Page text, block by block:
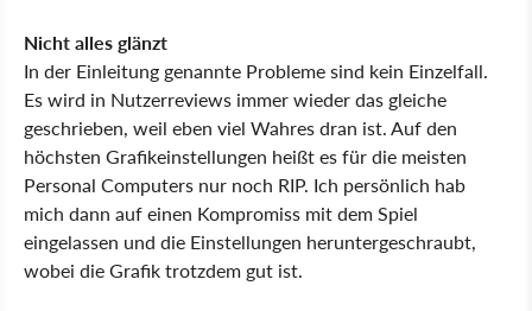
Nicht alles glänzt
In der Einleitung genannte Probleme sind kein Einzelfall.
Es wird in Nutzerreviews immer wieder das gleiche
geschrieben, weil eben viel Wahres dran ist. Auf den
höchsten Grafikeinstellungen heißt es für die meisten
Personal Computers nur noch RIP. Ich persönlich hab
mich dann auf einen Kompromiss mit dem Spiel
eingelassen und die Einstellungen heruntergeschraubt,
wobei die Grafik trotzdem gut ist.